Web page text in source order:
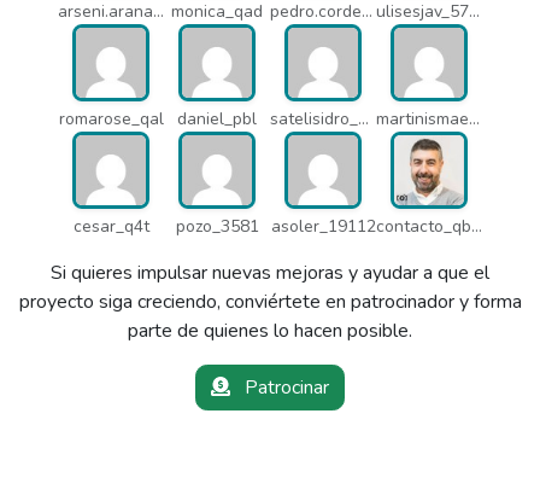
arseni.arana_16484 monica_qad pedro.corderonunez_qab ulisesjav_5758
romarose_qal daniel_pbl satelisidro_pt5 martinismaelima_qbd
cesar_q4t pozo_3581 asoler_19112 contacto_qbw
Si quieres impulsar nuevas mejoras y ayudar a que el
proyecto siga creciendo, conviértete en patrocinador y forma
parte de quienes lo hacen posible.
Patrocinar